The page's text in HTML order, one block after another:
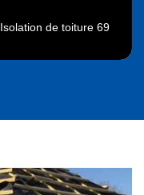
Isolation de toiture 69